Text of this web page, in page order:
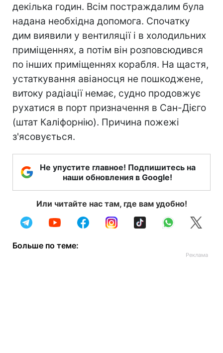
декілька годин. Всім постраждалим була
надана необхідна допомога. Спочатку
дим виявили у вентиляції і в холодильних
приміщеннях, а потім він розповсюдився
по інших приміщеннях корабля. На щастя,
устаткування авіаносця не пошкоджене,
витоку радіації немає, судно продовжує
рухатися в порт призначення в Сан-Дієго
(штат Каліфорнію). Причина пожежі
з'ясовується.
Не упустите главное! Подпишитесь на
наши обновления в Google!
Или читайте нас там, где вам удобно!
Больше по теме: